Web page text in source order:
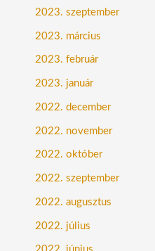
2023. szeptember
2023. március
2023. február
2023. január
2022. december
2022. november
2022. október
2022. szeptember
2022. augusztus
2022. július